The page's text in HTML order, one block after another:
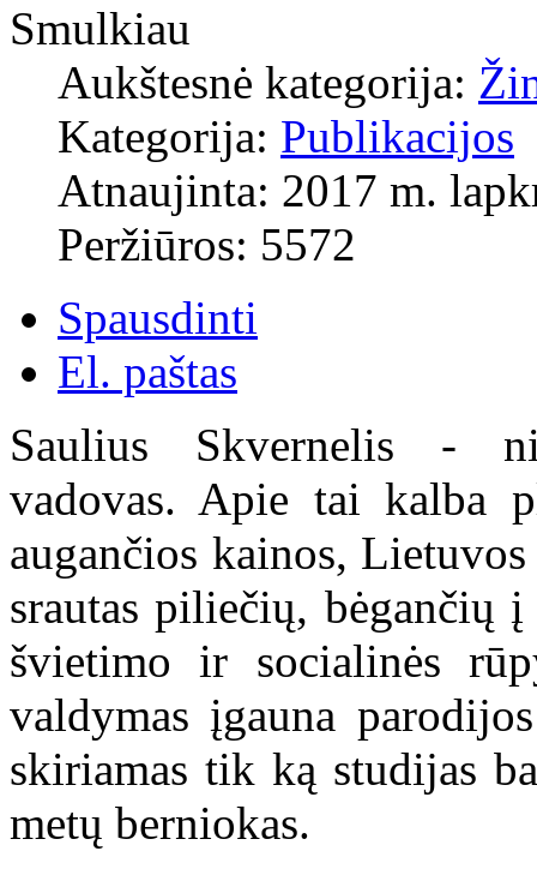
Smulkiau
Aukštesnė kategorija:
Kategorija: Publikacijos
Atnaujinta: 2017 m.
Peržiūros: 5572
Spausdinti
El. paštas
Saulius Skvernelis -
vadovas. Apie tai kalba
augančios kainos,
srautas piliečių, bėgančių
švietimo ir socialinės
valdymas įgauna
skiriamas tik ką studijas
metų berniokas.